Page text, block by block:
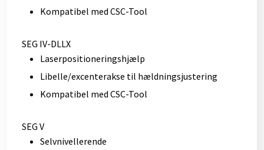
Kompatibel med CSC-Tool​
​SEG IV-DLLX
Laserpositioneringshjælp
Libelle/excenterakse til hældningsjustering
Kompatibel med CSC-Tool
SEG V
Selvnivellerende